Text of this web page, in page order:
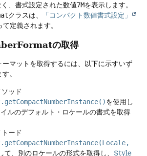
く、書式設定された数値7Mを表示します。
クラスは、
「コンパクト数値書式設定」
定義されます。
の取得
ーマットを取得するには、以下に示すいず
。
ッド
を使用し
ルのデフォルト・ロケールの書式を取得
ード
て、別のロケールの形式を取得し、 Style